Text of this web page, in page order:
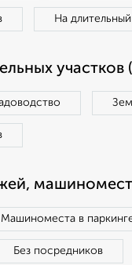
На
участков
Машиноместа в
Без посредников